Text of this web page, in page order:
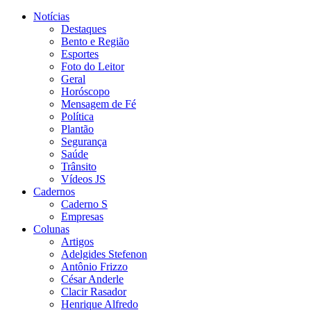
Notícias
Destaques
Bento e Região
Esportes
Foto do Leitor
Geral
Horóscopo
Mensagem de Fé
Política
Plantão
Segurança
Saúde
Trânsito
Vídeos JS
Cadernos
Caderno S
Empresas
Colunas
Artigos
Adelgides Stefenon
Antônio Frizzo
César Anderle
Clacir Rasador
Henrique Alfredo